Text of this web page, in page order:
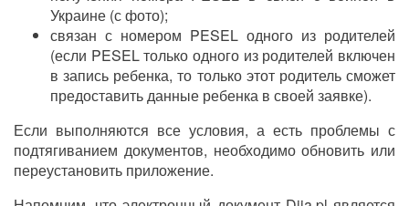
Украине (с фото);
связан с номером PESEL одного из родителей
(если PESEL только одного из родителей включен
в запись ребенка, то только этот родитель сможет
предоставить данные ребенка в своей заявке).
Если выполняются все условия, а есть проблемы с
подтягиванием документов, необходимо обновить или
переустановить приложение.